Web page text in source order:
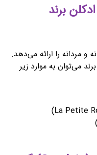
برند
و مردانه را ارائه می‌دهد.
می‌توان به موارد زیر